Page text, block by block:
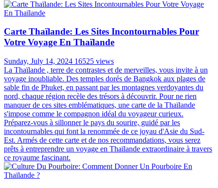
Carte Thaïlande: Les Sites Incontournables Pour
Votre Voyage En Thaïlande
Sunday, July 14, 2024 16525 views
La Thaïlande , terre de contrastes et de merveilles, vous invite à un
voyage inoubliable. Des temples dorés de Bangkok aux plages de
sable fin de Phuket, en passant par les montagnes verdoyantes du
nord, chaque région recèle des trésors à découvrir. Pour ne rien
manquer de ces sites emblématiques, une carte de la Thaïlande
s'impose comme le compagnon idéal du voyageur curieux.
Préparez-vous à sillonner le pays du sourire, guidé par les
incontournables qui font la renommée de ce joyau d'Asie du Sud-
Est. Armés de cette carte et de nos recommandations, vous serez
prêts à entreprendre un voyage en Thaïlande extraordinaire à travers
ce royaume fascinant.